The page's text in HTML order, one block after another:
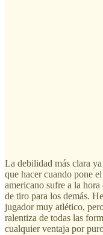
La debilidad más clara
que hacer cuando pone
americano sufre a la
de tiro para los demás.
jugador muy atlético,
ralentiza de todas las
cualquier ventaja por